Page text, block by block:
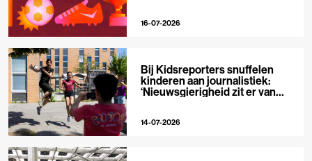
16-07-2026
Bij Kidsreporters snuffelen
kinderen aan journalistiek:
‘Nieuwsgierigheid zit er van
14-07-2026